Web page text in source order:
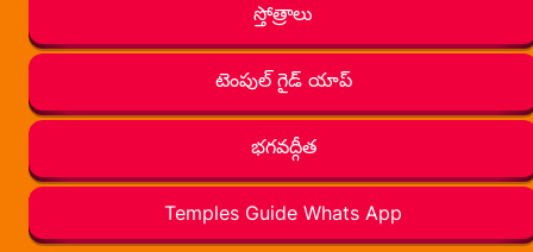
స్తోత్రాలు
టెంపుల్ గైడ్ యాప్
భగవద్గీత
Temples Guide Whats App